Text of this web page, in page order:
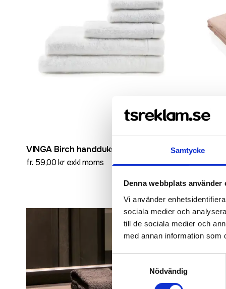
Samtycke
Denna webbplats använder
Vi använder
sociala medier och
till de sociala medier och
med annan information som
Nödvändig
VINGA Birch handduksserie 40x70
fr. 59,00 kr exkl moms
Ukiyo